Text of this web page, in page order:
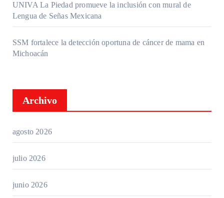
UNIVA La Piedad promueve la inclusión con mural de
Lengua de Señas Mexicana
SSM fortalece la detección oportuna de cáncer de mama en
Michoacán
Archivo
agosto 2026
julio 2026
junio 2026